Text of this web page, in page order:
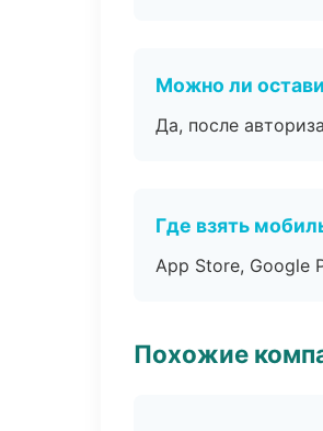
Можно ли
Да, после
Где взять
App Store, Google
Похожие